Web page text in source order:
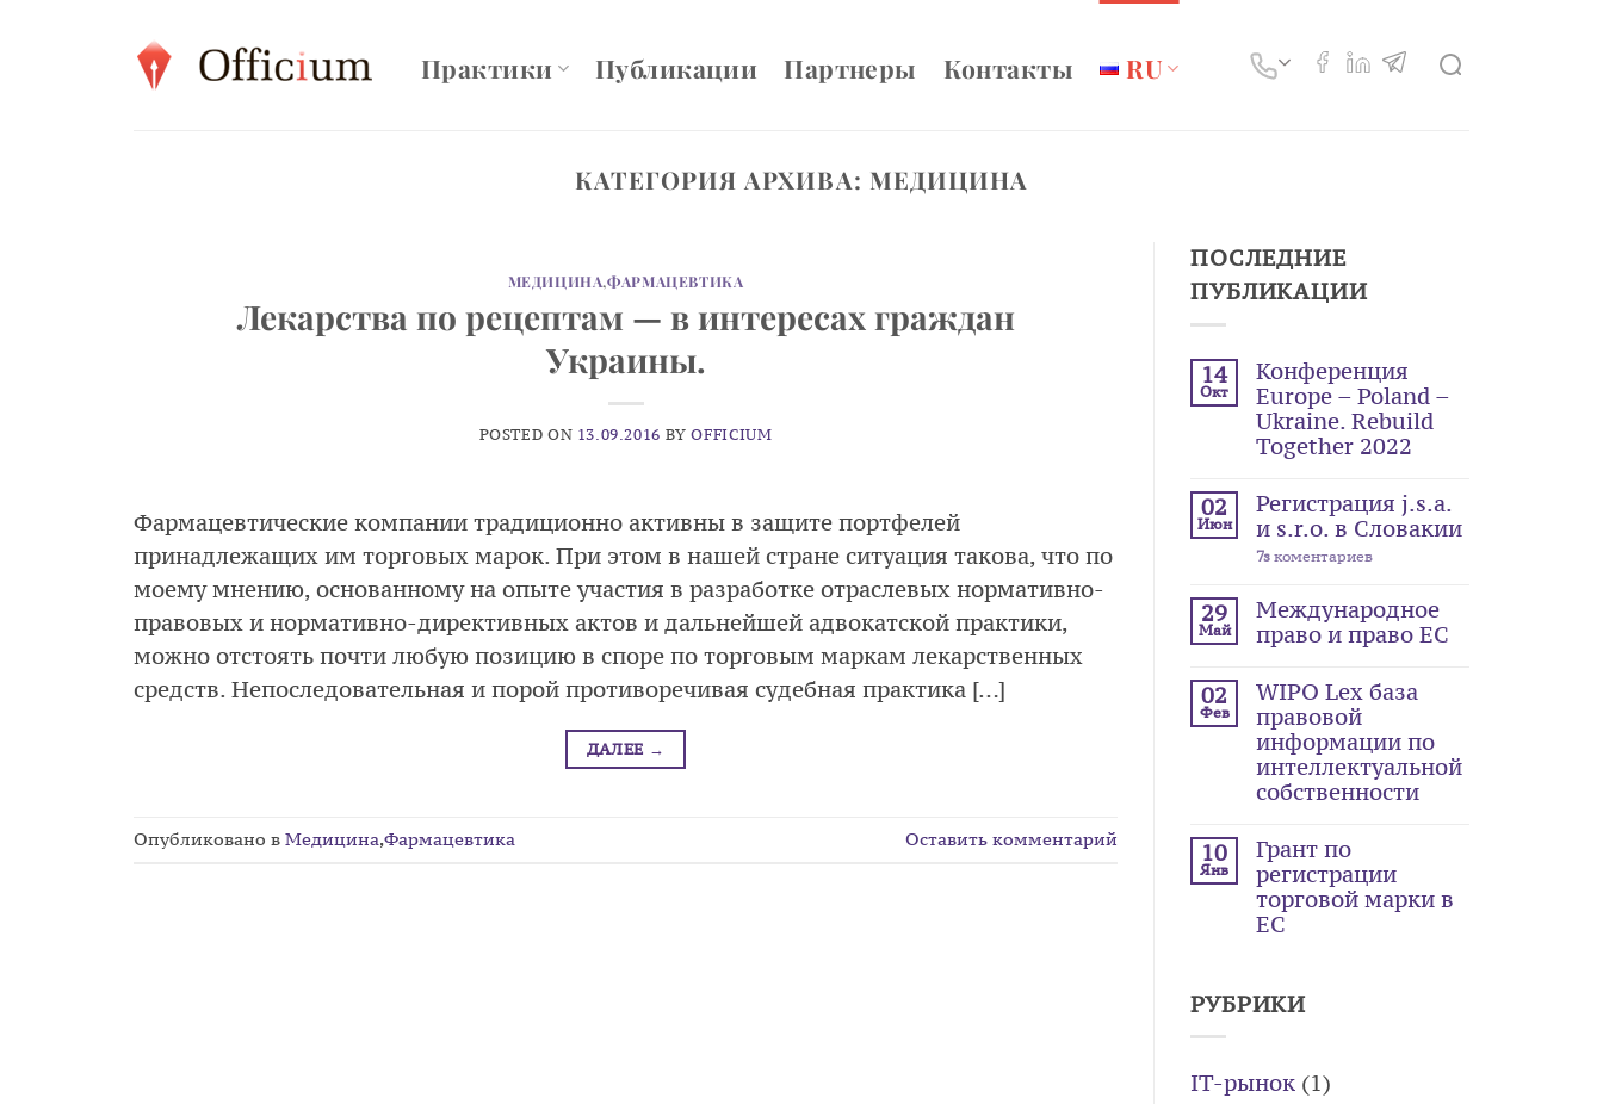
Практики Публикации Партнеры Контакты RU
КАТЕГОРИЯ АРХИВА: МЕДИЦИНА
МЕДИЦИНА,ФАРМАЦЕВТИКА
Лекарства по рецептам — в интересах граждан
Украины.
POSTED ON 13.09.2016 BYOFFICIUM
Фармацевтические компании традиционно активны в защите портфелей
принадлежащих им торговых марок. При этом в нашей стране ситуация такова, что по
моему мнению, основанному на опыте участия в разработке отраслевых нормативно-
правовых и нормативно-директивных актов и дальнейшей адвокатской практики,
можно отстоять почти любую позицию в споре по торговым маркам лекарственных
средств. Непоследовательная и порой противоречивая судебная практика […]
ДАЛЕЕ →
Опубликовано в Медицина,Фармацевтика Оставить комментарий
ПОСЛЕДНИЕ
ПУБЛИКАЦИИ
14
Окт
Конференция
Europe – Poland –
Ukraine. Rebuild
Together 2022
02
Июн
Регистрация j.s.a.
и s.r.o. в Словакии
7sкоментариев
29
Май
Международное
право и право ЕС
02
Фев
WIPO Lex база
правовой
информации по
интеллектуальной
собственности
10
Янв
Грант по
регистрации
торговой марки в
ЕС
РУБРИКИ
IT-рынок (1)